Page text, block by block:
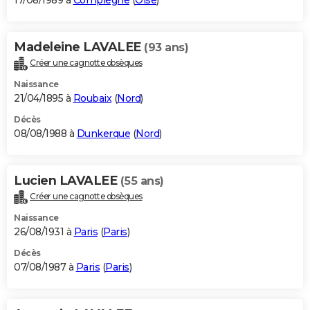
Madeleine LAVALEE (93 ans)
Créer une cagnotte obsèques
Naissance
21/04/1895 à Roubaix(Nord)
Décès
08/08/1988 à Dunkerque (Nord)
Lucien LAVALEE (55 ans)
Créer une cagnotte obsèques
Naissance
26/08/1931 à Paris (Paris)
Décès
07/08/1987 à Paris (Paris)